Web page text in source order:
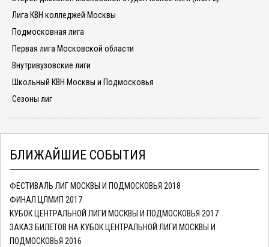
Лига КВН колледжей Москвы
Подмосковная лига
Первая лига Московской области
Внутривузовские лиги
Школьный КВН Москвы и Подмосковья
Сезоны лиг
БЛИЖАЙШИЕ СОБЫТИЯ
ФЕСТИВАЛЬ ЛИГ МОСКВЫ И ПОДМОСКОВЬЯ 2018
ФИНАЛ ЦЛМИП 2017
КУБОК ЦЕНТРАЛЬНОЙ ЛИГИ МОСКВЫ И ПОДМОСКОВЬЯ 2017
ЗАКАЗ БИЛЕТОВ НА КУБОК ЦЕНТРАЛЬНОЙ ЛИГИ МОСКВЫ И
ПОДМОСКОВЬЯ 2016